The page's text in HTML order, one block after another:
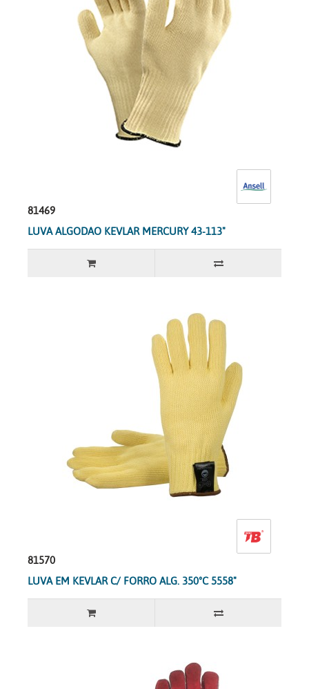
81469
LUVA ALGODAO KEVLAR MERCURY 43-113"
81570
LUVA EM KEVLAR C/ FORRO ALG. 350ºC 5558"